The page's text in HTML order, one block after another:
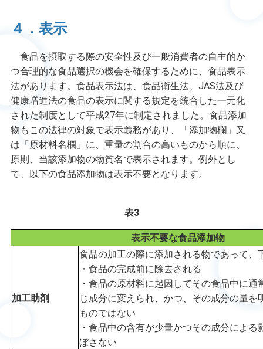
４．表示
食品を摂取する際の安全性及び一般消費者の自主的か
つ合理的な食品選択の機会を確保するために、食品表示
法があります。食品表示法は、食品衛生法、JAS法及び
健康増進法の食品の表示に関する規定を統合した一元化
された制度として平成27年に制定されました。食品添加
物もこの法律の対象で表示義務があり、「添加物欄」又
は「原材料名欄」に、重量の割合の高いものから順に、
原則、当該添加物の物質名で表示されます。例外とし
て、以下の食品添加物は表示不要となります。
表3
表示不要な食品添加物
加工助剤
食品の加工の際に添加される物であって、
・食品の完成前に除去される
・食品の原材料に起因してその食品中に通
じ成分に変えられ、かつ、その成分の量を
ものではない
・食品中の含有が少量かつその成分による
ぼさない